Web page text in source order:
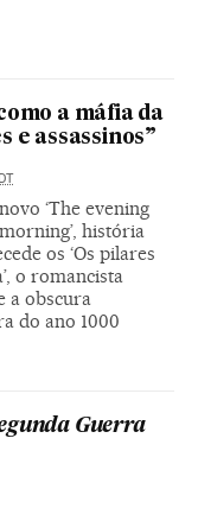
a máfia da
e assassinos”
‘The evening
história
os ‘Os pilares
o romancista
a obscura
do ano 1000
Guerra